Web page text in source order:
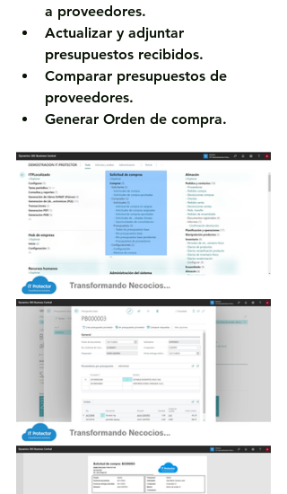
a proveedores.
Actualizar y adjuntar
presupuestos recibidos.
Comparar presupuestos de
proveedores.
Generar Orden de compra.